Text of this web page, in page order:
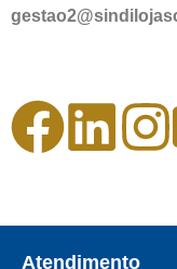
Atendimento